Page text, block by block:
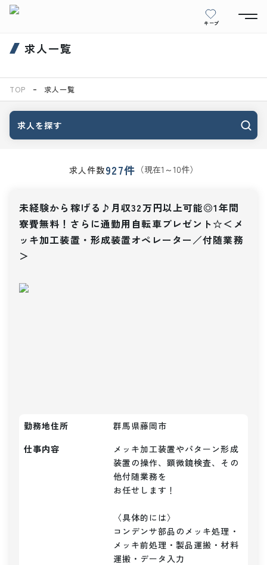
キープ
求人一覧
TOP 求人一覧
求人を探す
求人件数927件 （現在1 ～10件）
未経験から稼げる♪月収32万円以上可能◎1年間
寮費無料！さらに通勤用自転車プレゼント☆＜メ
ッキ加工装置・形成装置オペレーター／付随業務
＞
勤務地住所
群馬県藤岡市
仕事内容
メッキ加工装置やパターン形成
装置の操作、顕微鏡検査、その
他付随業務を
お任せします！
〈具体的には〉
コンデンサ部品のメッキ処理・
メッキ前処理・製品運搬・材料
運搬・データ入力